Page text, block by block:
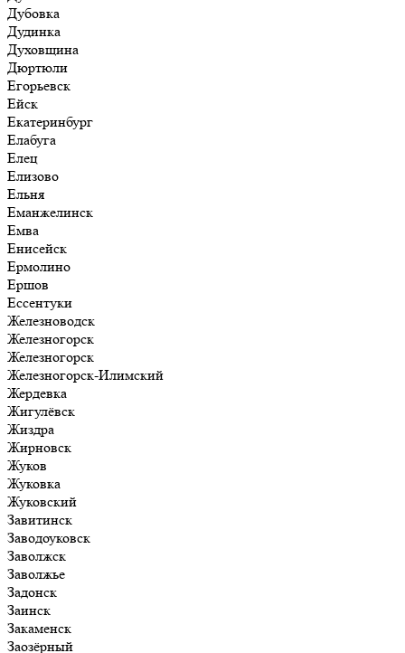
Дубовка
Дудинка
Духовщина
Дюртюли
Егорьевск
Ейск
Екатеринбург
Елабуга
Елец
Елизово
Ельня
Еманжелинск
Емва
Енисейск
Ермолино
Ершов
Ессентуки
Железноводск
Железногорск
Железногорск
Железногорск-Илимский
Жердевка
Жигулёвск
Жиздра
Жирновск
Жуков
Жуковка
Жуковский
Завитинск
Заводоуковск
Заволжск
Заволжье
Задонск
Заинск
Закаменск
Заозёрный